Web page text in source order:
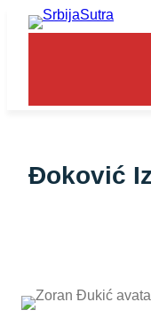
Skoči
Đoković